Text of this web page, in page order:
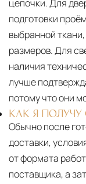
цепочки. Для
подготовки
выбранной
размеров. Для
наличия
лучше
потому что они
КАК Я ПОЛУЧУ
Обычно после
доставки,
от формата
поставщика, а